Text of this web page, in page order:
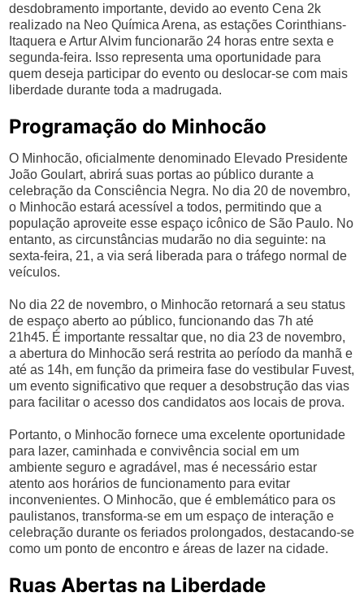
desdobramento importante, devido ao evento Cena 2k
realizado na Neo Química Arena, as estações Corinthians-
Itaquera e Artur Alvim funcionarão 24 horas entre sexta e
segunda-feira. Isso representa uma oportunidade para
quem deseja participar do evento ou deslocar-se com mais
liberdade durante toda a madrugada.
Programação do Minhocão
O Minhocão, oficialmente denominado Elevado Presidente
João Goulart, abrirá suas portas ao público durante a
celebração da Consciência Negra. No dia 20 de novembro,
o Minhocão estará acessível a todos, permitindo que a
população aproveite esse espaço icônico de São Paulo. No
entanto, as circunstâncias mudarão no dia seguinte: na
sexta-feira, 21, a via será liberada para o tráfego normal de
veículos.
No dia 22 de novembro, o Minhocão retornará a seu status
de espaço aberto ao público, funcionando das 7h até
21h45. É importante ressaltar que, no dia 23 de novembro,
a abertura do Minhocão será restrita ao período da manhã e
até as 14h, em função da primeira fase do vestibular Fuvest,
um evento significativo que requer a desobstrução das vias
para facilitar o acesso dos candidatos aos locais de prova.
Portanto, o Minhocão fornece uma excelente oportunidade
para lazer, caminhada e convivência social em um
ambiente seguro e agradável, mas é necessário estar
atento aos horários de funcionamento para evitar
inconvenientes. O Minhocão, que é emblemático para os
paulistanos, transforma-se em um espaço de interação e
celebração durante os feriados prolongados, destacando-se
como um ponto de encontro e áreas de lazer na cidade.
Ruas Abertas na Liberdade